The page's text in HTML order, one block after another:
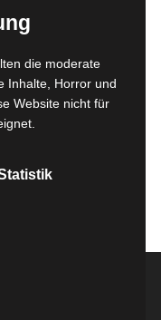
die moderate
Inhalte, Horror und
Website nicht für